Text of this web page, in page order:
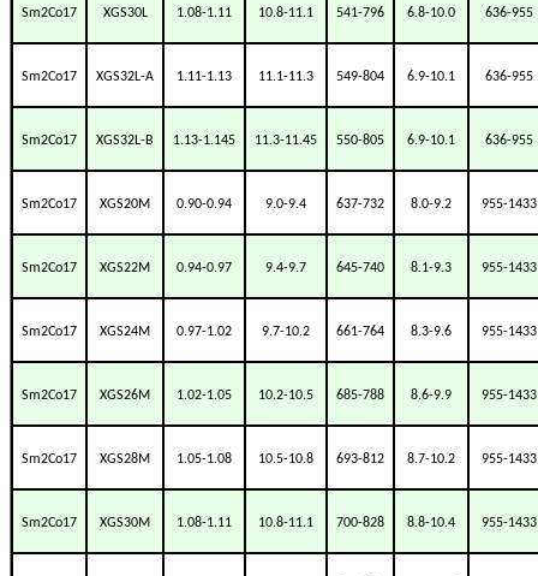
Sm2Co17 XGS30L 1.08-1.11 10.8-11.1 541-796 6.8-10.0 636-955
Sm2Co17 XGS32L-A 1.11-1.13 11.1-11.3 549-804 6.9-10.1 636-955
Sm2Co17 XGS32L-B 1.13-1.145 11.3-11.45 550-805 6.9-10.1 636-955
Sm2Co17 XGS20M 0.90-0.94 9.0-9.4 637-732 8.0-9.2 955-1433
Sm2Co17 XGS22M 0.94-0.97 9.4-9.7 645-740 8.1-9.3 955-1433
Sm2Co17 XGS24M 0.97-1.02 9.7-10.2 661-764 8.3-9.6 955-1433
Sm2Co17 XGS26M 1.02-1.05 10.2-10.5 685-788 8.6-9.9 955-1433
Sm2Co17 XGS28M 1.05-1.08 10.5-10.8 693-812 8.7-10.2 955-1433
Sm2Co17 XGS30M 1.08-1.11 10.8-11.1 700-828 8.8-10.4 955-1433